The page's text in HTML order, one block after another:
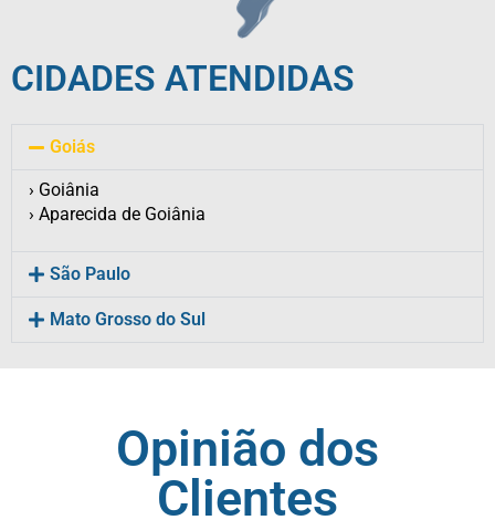
CIDADES ATENDIDAS
Goiás
› Goiânia
› Aparecida de Goiânia
São Paulo
Mato Grosso do Sul
Opinião dos
Clientes